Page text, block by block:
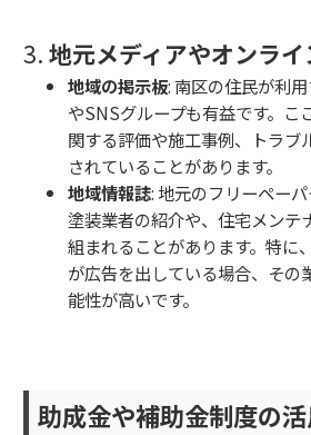
3. 地元メディアやオンラ
地域の掲示板: 南区の住民が利
やSNSグループも有益です。こ
関する評価や施工事例、トラブ
されていることがあります。
地域情報誌: 地元のフリーペーパ
塗装業者の紹介や、住宅メンテ
組まれることがあります。特に
が広告を出している場合、その
能性が高いです。
助成金や補助金制度の